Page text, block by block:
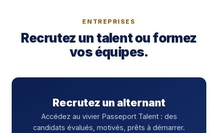
ENTREPRISES
Recrutez un talent ou formez
vos équipes.
Recrutez un alternant
Accédez au vivier Passeport Talent : des
candidats évalués, motivés, prêts à démarrer.